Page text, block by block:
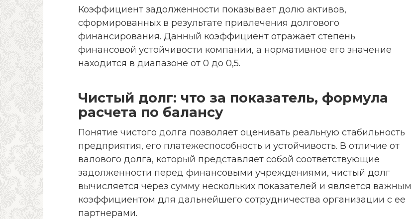
Коэффициент задолженности показывает долю активов,
сформированных в результате привлечения долгового
финансирования. Данный коэффициент отражает степень
финансовой устойчивости компании, а нормативное его значение
находится в диапазоне от 0 до 0,5.
Чистый долг: что за показатель, формула
расчета по балансу
Понятие чистого долга позволяет оценивать реальную стабильность
предприятия, его платежеспособность и устойчивость. В отличие от
валового долга, который представляет собой соответствующие
задолженности перед финансовыми учреждениями, чистый долг
вычисляется через сумму нескольких показателей и является важным
коэффициентом для дальнейшего сотрудничества организации с ее
партнерами.